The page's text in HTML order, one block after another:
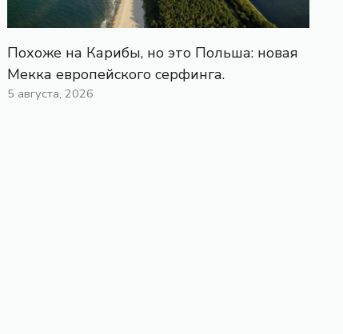
Похоже на Карибы, но это Польша: новая
Мекка европейского серфинга.
5 августа, 2026